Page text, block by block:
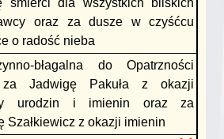
śmierci dla wszystkich bliskich
oraz za dusze w czyśćcu
o radość nieba
błagalna do Opatrzności
Jadwigę Pakuła z okazji
urodzin i imienin oraz za
Szałkiewicz z okazji imienin